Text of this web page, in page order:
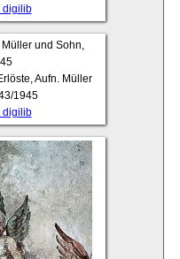
digilib
Aufn. Müller
1945
digilib